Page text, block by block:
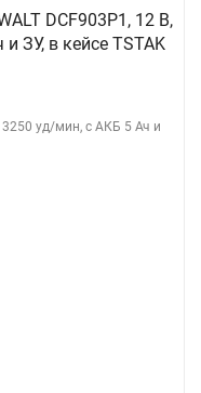
DCF903P1, 12 В,
ЗУ, в кейсе TSTAK
уд/мин, с АКБ 5 Ач и